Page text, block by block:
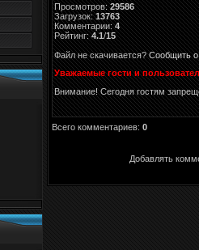
Просмотров:29586
Загрузок:13763
Комментарии:4
Рейтинг:4.1/15
Файл не скачивается?Сообщить о
Уважаемые гости и
Внимание! Сегодня гостям
Всего комментариев: 0
Добавлять